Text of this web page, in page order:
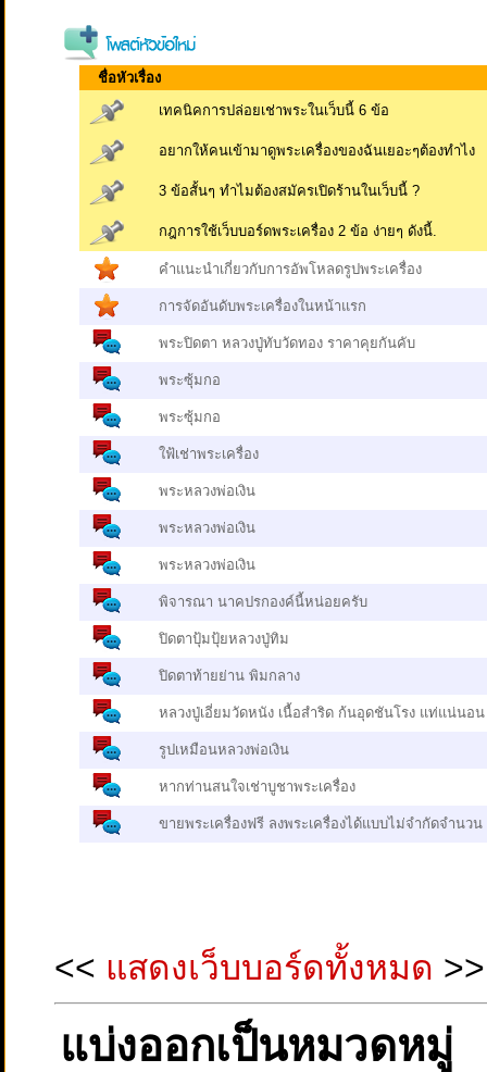
ชื่อหัวเรื่อง
เทคนิคการปล่อยเช่าพระในเว็บนี้ 6 ข้อ
อยากให้คนเข้ามาดูพระเครื่องของฉันเยอะๆต้องทำไง
3 ข้อสั้นๆ ทำไมต้องสมัครเปิดร้านในเว็บนี้ ?
กฎการใช้เว็บบอร์ดพระเครื่อง 2 ข้อ ง่ายๆ ดังนี้.
คำแนะนำเกี่ยวกับการอัพโหลดรูปพระเครื่อง
การจัดอันดับพระเครื่องในหน้าแรก
พระปิดตา หลวงปู่ทับวัดทอง ราคาคุยกันคับ
พระซุ้มกอ
พระซุ้มกอ
ใฟ้เช่าพระเครื่อง
พระหลวงพ่อเงิน
พระหลวงพ่อเงิน
พระหลวงพ่อเงิน
พิจารณา นาคปรกองค์นี้หน่อยครับ
ปิดตาปุ้มปุ้ยหลวงปู่ทิม
ปิดตาท้ายย่าน พิมกลาง
หลวงปู่เอี่ยมวัดหนัง เนื้อสำริด ก้นอุดชันโรง แท่แน่นอน
รูปเหมือนหลวงพ่อเงิน
หากท่านสนใจเช่าบูชาพระเครื่อง
ขายพระเครื่องฟรี ลงพระเครื่องได้แบบไม่จำกัดจำนวน
<< แสดงเว็บบอร์ดทั้งหมด >>
แบ่งออกเป็นหมวดหมู่